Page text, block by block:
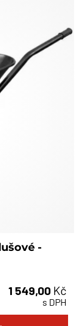
-
1 549,00 Kč
s DPH